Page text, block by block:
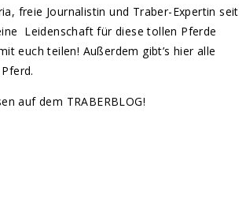
freie Journalistin und Traber-Expertin seit
Leidenschaft für diese tollen Pferde
euch teilen! Außerdem gibt’s hier alle
auf dem TRABERBLOG!